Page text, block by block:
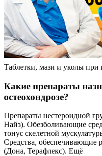
Таблетки, мази и уколы при
Какие препараты
остеохондрозе?
Препараты нестероидной
Найз). Обезболивающие
тонус скелетной
Средства, обеспечивающие
(Дона, Терафлекс). Ещё